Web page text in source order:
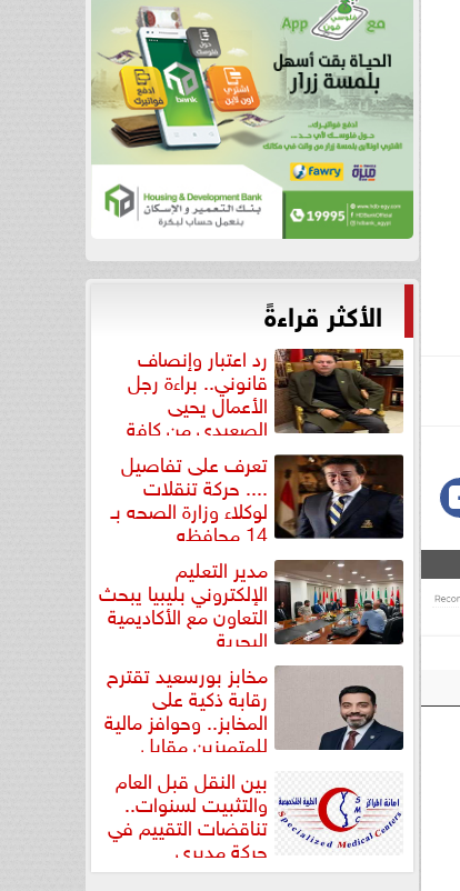
الأكثر قراءةً
رد اعتبار وإنصاف
قانوني.. براءة رجل
الأعمال يحيى
الصعيدي من كافة
التهم... تعرف على تفاصيل
.... حركة تنقلات
لوكلاء وزارة الصحه بـ
14 محافظه
مدير التعليم
الإلكتروني بليبيا يبحث
التعاون مع الأكاديمية
البحرية
مخابز بورسعيد تقترح
رقابة ذكية على
المخابز.. وحوافز مالية
للمتميزين مقابل
بين النقل قبل العام
والتثبيت لسنوات..
تناقضات التقييم في
حركة مديري
”مستشفيات...